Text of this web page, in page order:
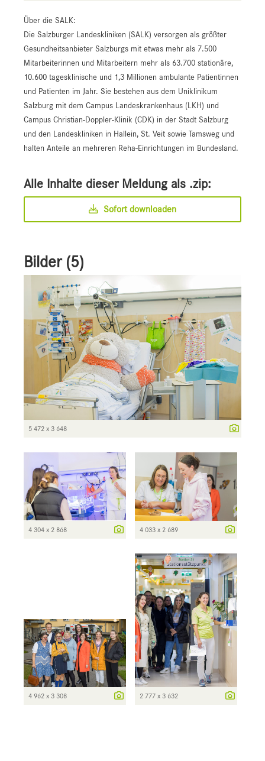
Über die SALK:
Die Salzburger Landeskliniken (SALK) versorgen als größter
Gesundheitsanbieter Salzburgs mit etwas mehr als 7.500
Mitarbeiterinnen und Mitarbeitern mehr als 63.700 stationäre,
10.600 tagesklinische und 1,3 Millionen ambulante Patientinnen
und Patienten im Jahr. Sie bestehen aus dem Uniklinikum
Salzburg mit dem Campus Landeskrankenhaus (LKH) und
Campus Christian-Doppler-Klinik (CDK) in der Stadt Salzburg
und den Landeskliniken in Hallein, St. Veit sowie Tamsweg und
halten Anteile an mehreren Reha-Einrichtungen im Bundesland.
Alle Inhalte dieser Meldung als .zip:
Sofort downloaden
Bilder (5)
5 472 x 3 648
4 304 x 2 868 4 033 x 2 689
4 962 x 3 308 2 777 x 3 632